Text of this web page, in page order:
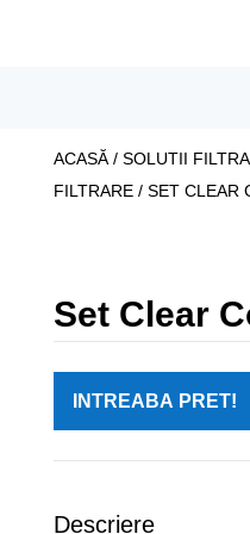
ACASĂ/ SOLUTII
FILTRARE/ SET CLEAR
Set Clear
INTREABA PRET!
Descriere